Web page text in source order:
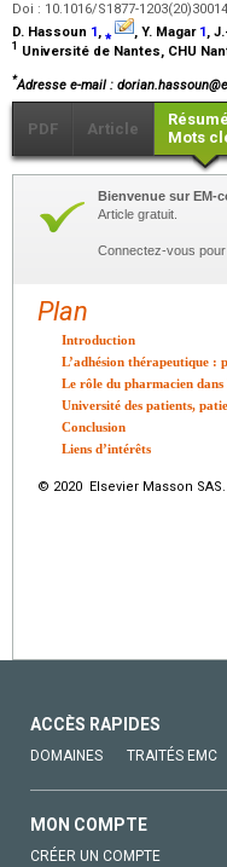
Doi : 10.1016/S1877-
D. Hassoun 1, ⁎ , Y. Magar 1,
1 Université de Nantes, CHU
*Adresse e-mail :
PDF Article
Résumé
Mots
Bienvenue sur EM-
Article gratuit.
Connectez-vous
Plan
Introduction
L’adhésion thérapeutique :
Le rôle du pharmacien
Université des patients,
Conclusion
Liens d’intérêts
© 2020 Elsevier Masson
ACCÈS RAPIDES
DOMAINES TRAITÉS EMC
MON COMPTE
CRÉER UN COMPTE